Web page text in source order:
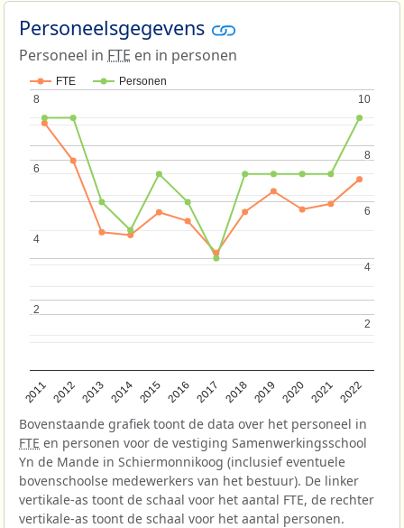
Personeelsgegevens
Personeel in FTE en in personen
FTE Personen
2011 2012 2013 2014 2015 2016 2017 2018 2019 2020 2021 2022
2
2
4
4
6
6
8
8
2
2
4
4
6
6
8
8
10
10
Bovenstaande grafiek toont de data over het personeel in
FTE en personen voor de vestiging Samenwerkingsschool
Yn de Mande in Schiermonnikoog (inclusief eventuele
bovenschoolse medewerkers van het bestuur). De linker
vertikale-as toont de schaal voor het aantal FTE, de rechter
vertikale-as toont de schaal voor het aantal personen.